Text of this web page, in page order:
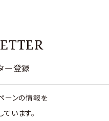
ー登録
ーンの情報を
います。